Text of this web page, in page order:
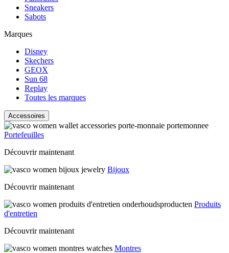
Sneakers
Sabots
Marques
Disney
Skechers
GEOX
Sun 68
Replay
Toutes les marques
Accessoires
Portefeuilles
Découvrir maintenant
Bijoux
Découvrir maintenant
Produits
d'entretien
Découvrir maintenant
Montres